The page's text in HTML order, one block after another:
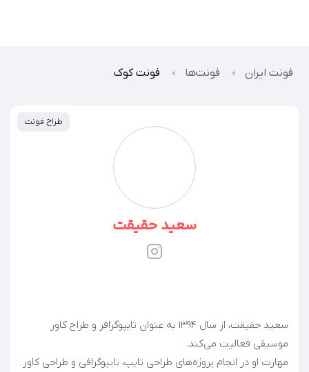
فونت ایران فونت‌ها فونت کوک
طراح فونت
سعید حقیقت
سعید حقیقت، از سال ۱۳۹۴ به عنوان تایپوگرافر و طراح کاور
مهارت او در انجام پروژه‌های طراحی تایپ، تایپوگرافی و طراحی کاور